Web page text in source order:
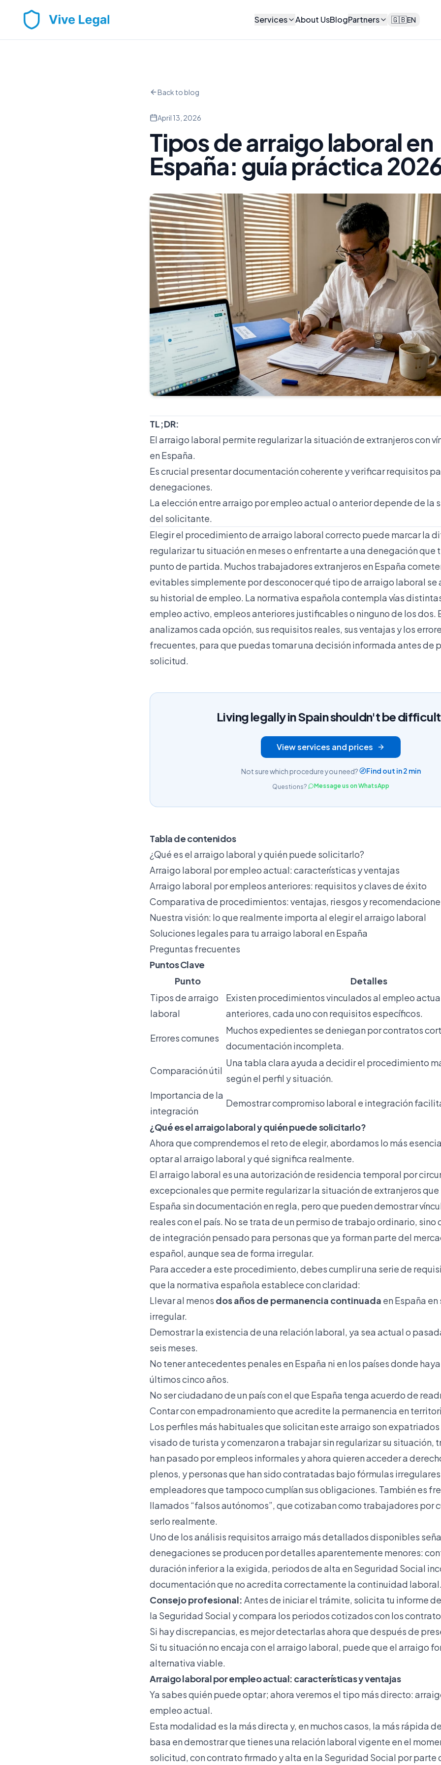
Services About UsBlogPartners 🇬🇧EN
Back to blog
April 13, 2026
Tipos de arraigo laboral en
España: guía práctica
TL;DR:
El arraigo laboral permite regularizar la situación de extranjeros con
en España.
Es crucial presentar documentación coherente y verificar requisitos
denegaciones.
La elección entre arraigo por empleo actual o anterior depende de la
del solicitante.
Elegir el procedimiento de arraigo laboral correcto puede marcar la
regularizar tu situación en meses o enfrentarte a una denegación que
punto de partida. Muchos trabajadores extranjeros en España
evitables simplemente por desconocer qué tipo de arraigo laboral se
su historial de empleo. La normativa española contempla vías
empleo activo, empleos anteriores justificables o ninguno de los dos.
analizamos cada opción, sus requisitos reales, sus ventajas y los
frecuentes, para que puedas tomar una decisión informada antes de
solicitud.
Living legally in Spain shouldn't be
View services and prices
Not sure which procedure you need? Find out in 2 min
Questions? Message us on WhatsApp
Tabla de contenidos
¿Qué es el arraigo laboral y quién puede solicitarlo?
Arraigo laboral por empleo actual: características y ventajas
Arraigo laboral por empleos anteriores: requisitos y claves de éxito
Comparativa de procedimientos: ventajas, riesgos y
Nuestra visión: lo que realmente importa al elegir el arraigo laboral
Soluciones legales para tu arraigo laboral en España
Preguntas frecuentes
Puntos Clave
Punto
Detalles
Tipos de arraigo
laboral
Existen procedimientos vinculados al empleo
anteriores, cada uno con requisitos específicos.
Errores comunes
Muchos expedientes se deniegan por contratos
documentación incompleta.
Comparación útil
Una tabla clara ayuda a decidir el procedimiento
según el perfil y situación.
Importancia de la
integración
Demostrar compromiso laboral e integración
¿Qué es el arraigo laboral y quién puede solicitarlo?
Ahora que comprendemos el reto de elegir, abordamos lo más
optar al arraigo laboral y qué significa realmente.
El arraigo laboral es una autorización de residencia temporal por
excepcionales que permite regularizar la situación de extranjeros que
España sin documentación en regla, pero que pueden demostrar
reales con el país. No se trata de un permiso de trabajo ordinario, sino
de integración pensado para personas que ya forman parte del
español, aunque sea de forma irregular.
Para acceder a este procedimiento, debes cumplir una serie de
que la normativa española establece con claridad:
Llevar al menos dos años de permanencia continuada en España
irregular.
Demostrar la existencia de una relación laboral, ya sea actual o
seis meses.
No tener antecedentes penales en España ni en los países donde
últimos cinco años.
No ser ciudadano de un país con el que España tenga acuerdo de
Contar con empadronamiento que acredite la permanencia en
Los perfiles más habituales que solicitan este arraigo son
visado de turista y comenzaron a trabajar sin regularizar su situación,
han pasado por empleos informales y ahora quieren acceder a
plenos, y personas que han sido contratadas bajo fórmulas
empleadores que tampoco cumplían sus obligaciones. También es
llamados “falsos autónomos”, que cotizaban como trabajadores por
serlo realmente.
Uno de losanálisis requisitos arraigo más detallados disponibles
denegaciones se producen por detalles aparentemente menores:
duración inferior a la exigida, periodos de alta en Seguridad Social
documentación que no acredita correctamente la continuidad
Consejo profesional: Antes de iniciar el trámite, solicita tu informe
la Seguridad Social y compara los periodos cotizados con los
Si hay discrepancias, es mejor detectarlas ahora que después de
Si tu situación no encaja con el arraigo laboral, puede que elarraigo
alternativa viable.
Arraigo laboral por empleo actual: características y ventajas
Ya sabes quién puede optar; ahora veremos el tipo más directo:
empleo actual.
Esta modalidad es la más directa y, en muchos casos, la más rápida
basa en demostrar que tienes una relación laboral vigente en el
solicitud, con contrato firmado y alta en la Seguridad Social por parte